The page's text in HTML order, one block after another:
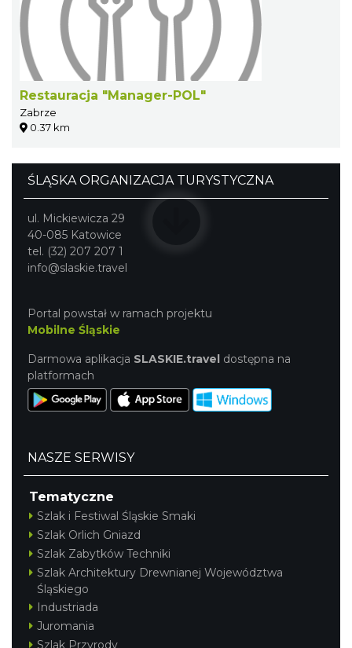
Restauracja "Manager-POL"
Zabrze
0.37 km
ŚLĄSKA ORGANIZACJA TURYSTYCZNA
ul. Mickiewicza 29
40-085 Katowice
tel. (32) 207 207 1
info@slaskie.travel
Portal powstał w ramach projektu
Mobilne Śląskie
Darmowa aplikacja SLASKIE.travel dostępna na
platformach
NASZE SERWISY
Tematyczne
Szlak i Festiwal Śląskie Smaki
Szlak Orlich Gniazd
Szlak Zabytków Techniki
Szlak Architektury Drewnianej Województwa
Śląskiego
Industriada
Juromania
Szlak Przyrody